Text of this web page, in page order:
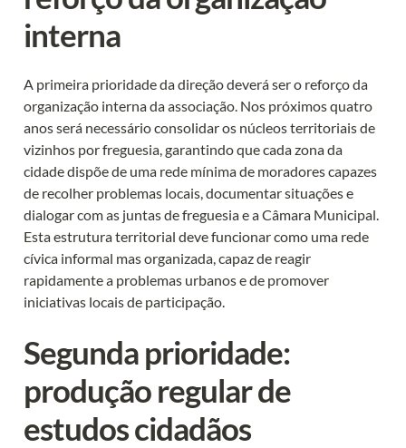
interna
A primeira prioridade da direção deverá ser o reforço da
organização interna da associação. Nos próximos quatro
anos será necessário consolidar os núcleos territoriais de
vizinhos por freguesia, garantindo que cada zona da
cidade dispõe de uma rede mínima de moradores capazes
de recolher problemas locais, documentar situações e
dialogar com as juntas de freguesia e a Câmara Municipal.
Esta estrutura territorial deve funcionar como uma rede
cívica informal mas organizada, capaz de reagir
rapidamente a problemas urbanos e de promover
iniciativas locais de participação.
Segunda prioridade:
produção regular de
estudos cidadãos